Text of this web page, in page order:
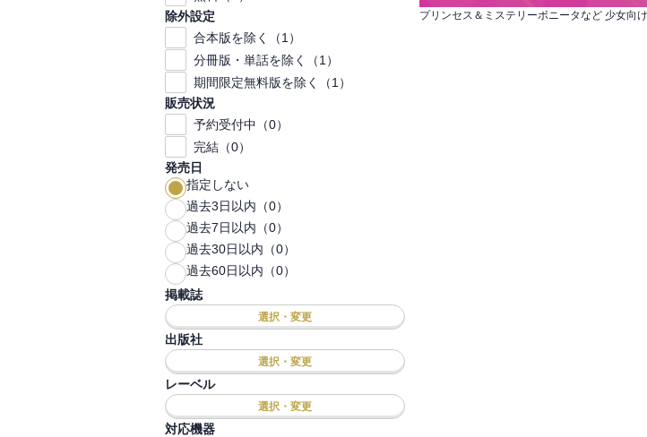
除外設定
合本版を除く（1）
分冊版・単話を除く（1）
期間限定無料版を除く（1）
販売状況
予約受付中（0）
完結（0）
発売日
指定しない
過去3日以内（0）
過去7日以内（0）
過去30日以内（0）
過去60日以内（0）
掲載誌
選択・変更
出版社
選択・変更
レーベル
選択・変更
対応機器